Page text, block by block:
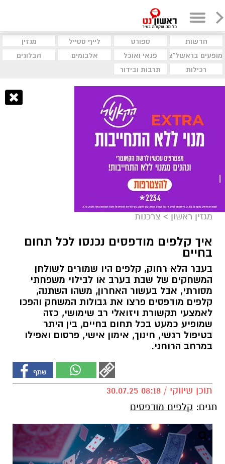
חדשות ספורט לייף סטייל
מגזין
מופעים בראשל"צ
פנאי ואוכל אלבומים
הבלוגים
רכילות
תרבות ובידור
מגזין ראשון > צרכנות
איך קלפים מודפסים נכנסו לכל תחום
בחיים
בעבר הלא רחוק, קלפים היו שמורים לשולחן
המשחקים של שבת בערב או לבילוי משפחתי
מסורתי, אבל בעשור האחרון, משהו השתנה,
קלפים מודפסים פרצו את גבולות המשחק והפכו
לאמצעי תקשורת ויזואלי רב שימושי, כזה
שמופיע כמעט בכל תחום בחיים, בין היתר
בטיפול רגשי, חינוך, אימון אישי, פרסום ואפילו
במרחב הרוחני.
תוכן שיווקי / 08:18 30.07.25
תגים: קלפים מודפסים